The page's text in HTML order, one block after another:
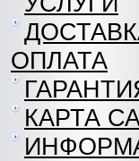
ОПЛАТА
КАРТА